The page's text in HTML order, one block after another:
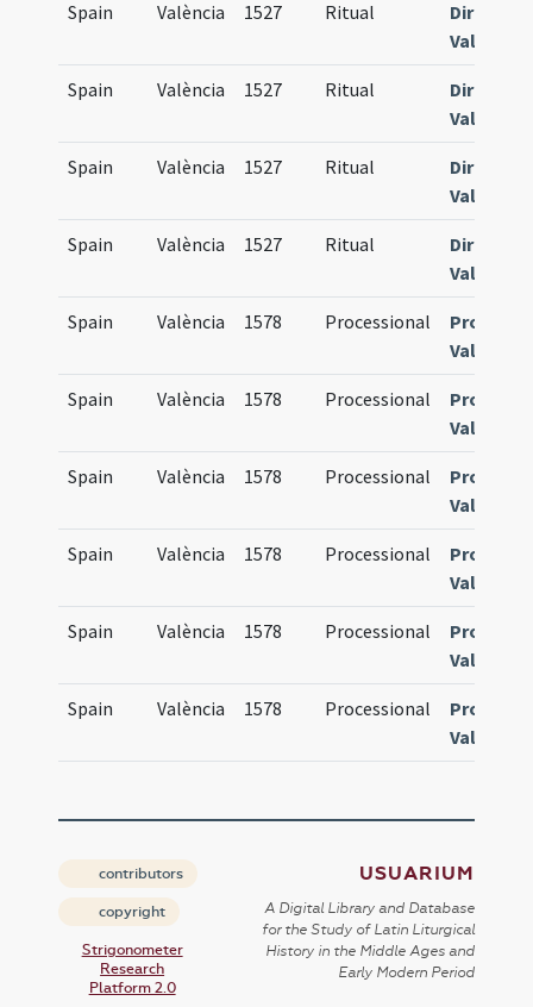
Spain València 1527 Ritual
Spain València 1527 Ritual
Spain València 1527 Ritual
Spain València 1527 Ritual
Spain València 1578 Processional
Spain València 1578 Processional
Spain València 1578 Processional
Spain València 1578 Processional
Spain València 1578 Processional
Spain València 1578 Processional
contributors
copyright
Strigonometer
Research
Platform 2.0
USUARIUM
A Digital Library and Database
for the Study of Latin Liturgical
History in the Middle Ages and
Early Modern Period